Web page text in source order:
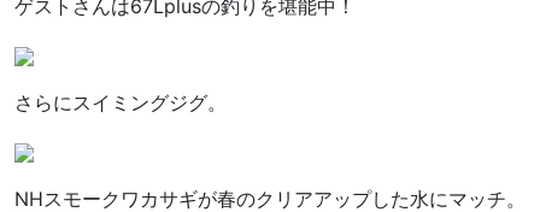
ゲストさんは67Lplusの釣りを堪能中！
さらにスイミングジグ。
NHスモークワカサギが春のクリアアップした水にマッチ。